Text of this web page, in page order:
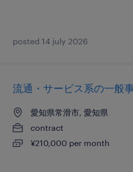
posted 14 july 2026
流通・サービス系の一般
愛知県常滑市, 愛知県
contract
¥210,000 per month